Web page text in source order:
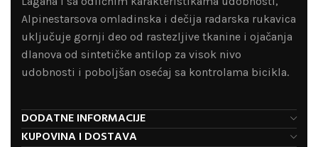
Alpinestarsova omladinska i dečija radarska rukavica
uključuje gornji deo od rastezljive tkanine i ojačanja
dlanova od sintetičke antilop za visok nivo
udobnosti i poboljšan osećaj sa kontrolama bicikla.
DODATNE INFORMACIJE
KUPOVINA I DOSTAVA